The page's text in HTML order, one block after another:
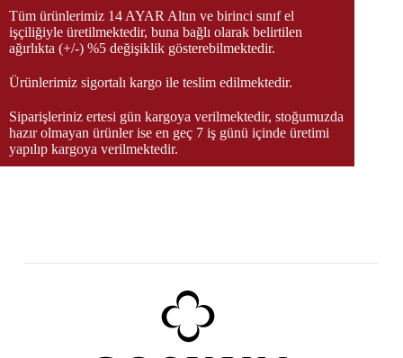
Tüm ürünlerimiz 14 AYAR Altın ve birinci sınıf el
işçiliğiyle üretilmektedir, buna bağlı olarak belirtilen
ağırlıkta (+/-) %5 değişiklik gösterebilmektedir.
Ürünlerimiz sigortalı kargo ile teslim edilmektedir.
Siparişleriniz ertesi gün kargoya verilmektedir, stoğumuzda
hazır olmayan ürünler ise en geç 7 iş günü içinde üretimi
yapılıp kargoya verilmektedir.